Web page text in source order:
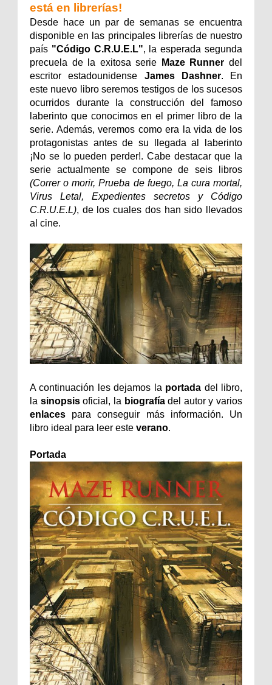
está en librerías!
Desde hace un par de semanas se encuentra
disponible en las principales librerías de nuestro
país "Código C.R.U.E.L", la esperada segunda
precuela de la exitosa serie
Maze Runner del
escritor estadounidense James Dashner. En
este nuevo libro seremos testigos de los sucesos
ocurridos durante la construcción del famoso
laberinto que conocimos en el primer libro de la
serie. Además, veremos como era la vida de los
protagonistas antes de su llegada al laberinto
¡No se lo pueden perder!. Cabe destacar que la
serie actualmente se compone de seis libros
(Correr o morir, Prueba de fuego, La cura mortal,
Virus Letal, Expedientes secretos y Código
C.R.U.E.L), de los cuales dos han sido llevados
al cine.
A continuación les dejamos la portada del libro,
la sinopsisoficial, la biografíadel autor y varios
enlaces para conseguir más información. Un
libro ideal para leer este verano.
Portada